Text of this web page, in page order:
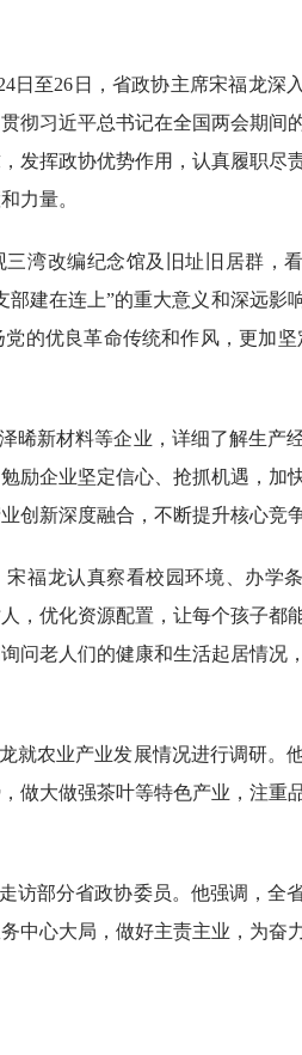
日至26日，省政协主席宋福龙深
彻习近平总书记在全国两会期间
发挥政协优势作用，认真履职尽
力量。
湾改编纪念馆及旧址旧居群，
建在连上”的重大意义和深远影
的优良革命传统和作风，更加坚
晞新材料等企业，详细了解生产
励企业坚定信心、抢抓机遇，加
创新深度融合，不断提升核心竞争
福龙认真察看校园环境、办学
，优化资源配置，让每个孩子都
问老人们的健康和生活起居情况
就农业产业发展情况进行调研。
做大做强茶叶等特色产业，注重
访部分省政协委员。他强调，全
中心大局，做好主责主业，为奋